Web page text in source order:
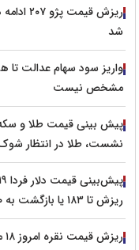
شد
واریز سود سهام عدالت تا
مشخص نیست
نشست، طلا در انتظار
ریزش تا ۱۸۳ یا بازگشت به ۱۹۰؟